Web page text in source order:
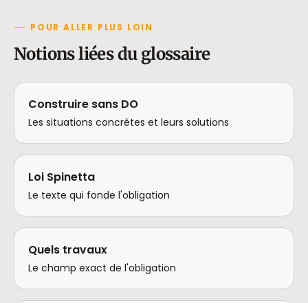
POUR ALLER PLUS LOIN
Notions liées du glossaire
Construire sans DO
Les situations concrètes et leurs solutions
Loi Spinetta
Le texte qui fonde l'obligation
Quels travaux
Le champ exact de l'obligation